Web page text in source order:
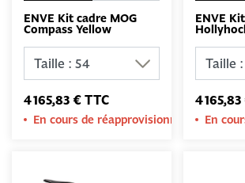
ENVE Kit cadre MOG
Compass Yellow
4 165,83 € TTC
En cours de réapprovisionnement
ENVE
4
En